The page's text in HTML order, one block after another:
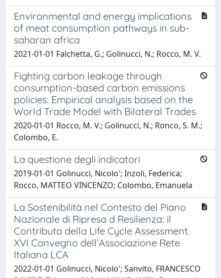
Environmental and energy implications
of meat consumption pathways in sub-
saharan africa
2021-01-01 Falchetta, G.; Golinucci, N.; Rocco, M. V.
Fighting carbon leakage through
consumption-based carbon emissions
policies: Empirical analysis based on the
World Trade Model with Bilateral Trades
2020-01-01 Rocco, M. V.; Golinucci, N.; Ronco, S. M.;
Colombo, E.
La questione degli indicatori
2019-01-01 Golinucci, Nicolo'; Inzoli, Federica;
Rocco, MATTEO VINCENZO; Colombo, Emanuela
La Sostenibilità nel Contesto del Piano
Nazionale di Ripresa d Resilienza: il
Contributo della Life Cycle Assessment.
XVI Convegno dell’Associazione Rete
Italiana LCA
2022-01-01 Golinucci, Nicolo'; Sanvito, FRANCESCO